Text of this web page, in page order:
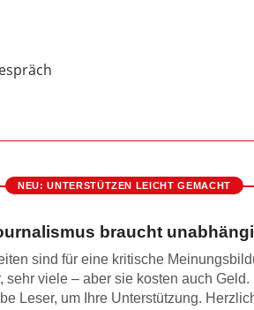
NEU: UNTERSTÜTZEN LEICHT GEMACHT
braucht
sind für eine kritische
sehr viele – aber sie kosten auch
Leser, um Ihre Unterstützung.